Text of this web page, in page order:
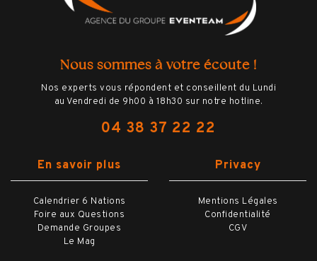
Nous sommes à votre écoute !
Nos experts vous répondent et conseillent du Lundi
au Vendredi de 9h00 à 18h30 sur notre hotline.
04 38 37 22 22
En savoir plus
Calendrier 6 Nations
Foire aux Questions
Demande Groupes
Le Mag
Privacy
Mentions Légales
Confidentialité
CGV